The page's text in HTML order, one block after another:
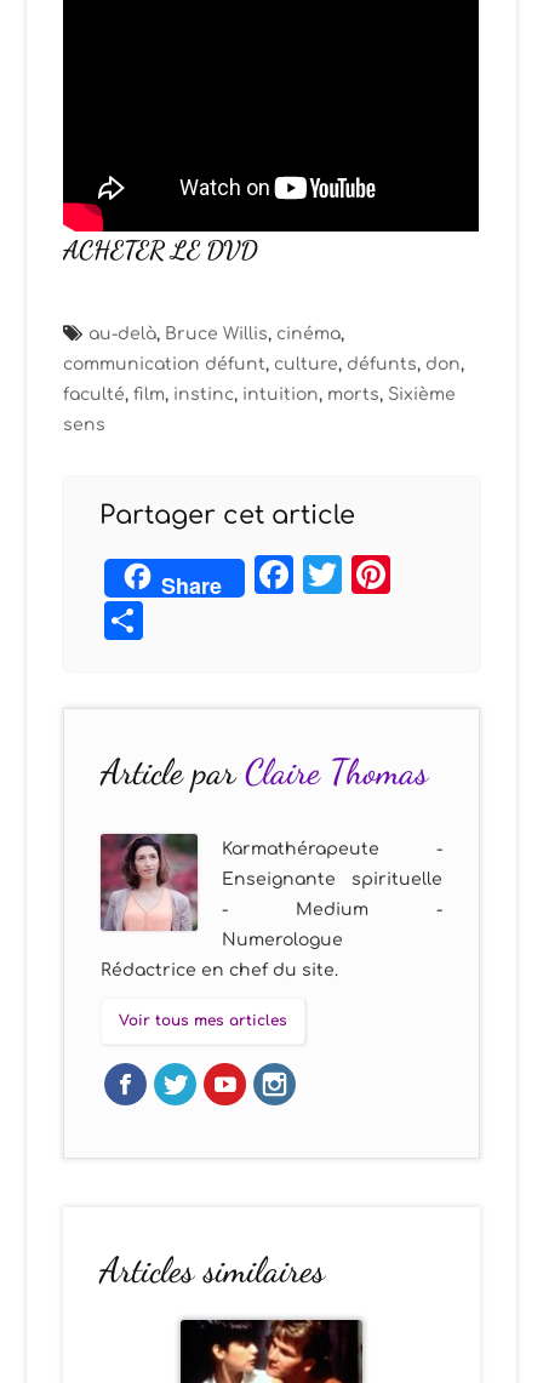
ACHETER LE DVD
au-delà, Bruce Willis, cinéma,
communication défunt, culture, défunts, don,
faculté,film, instinc, intuition, morts, Sixième
sens
Partager cet article
Share Facebook
Twitter
Article parClaire Thomas
Karmathérapeute -
Enseignante spirituelle
- Medium -
Numerologue
Rédactrice en chef du site.
Voir tous mes articles
Articles similaires